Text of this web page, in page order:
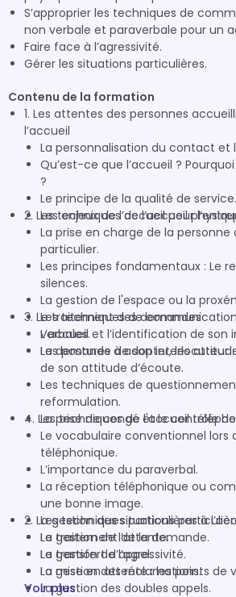
S’approprier les techniques de
non verbale et paraverbale pour un
Faire face à l’agressivité.
Gérer les situations particulières.
Contenu de la formation
1. Les attentes des personnes
l’accueil
La personnalisation du contact et
Qu’est-ce que l’accueil ?
?
Le principe de la qualité de service.
Les enjeux de l’accueil pour
2. Les techniques de l’accueil
La prise en charge de la personne
particulier.
Les principes fondamentaux : Le
silences.
La gestion de l'espace ou la
Les techniques de
verbales.
Les postures à adopter, les
3. Le traitement des demandes
L’accueil et l’identification de son
La demande de son interlocuteur
de son attitude d’écoute.
Les techniques de
reformulation.
La prise de congé et le contrôle
4. Les techniques de l'accueil
Le vocabulaire conventionnel lors
téléphonique.
L’importance du paraverbal.
La réception téléphonique ou
une bonne image.
Les techniques particulières à
Le traitement de la demande.
Le transfert d’appel.
La mise en attente : les points de
La gestion des doubles appels.
2. La gestion des situations
La gestion de l’attente.
La gestion de l’agressivité.
La gestion des réclamations.
Voir plus